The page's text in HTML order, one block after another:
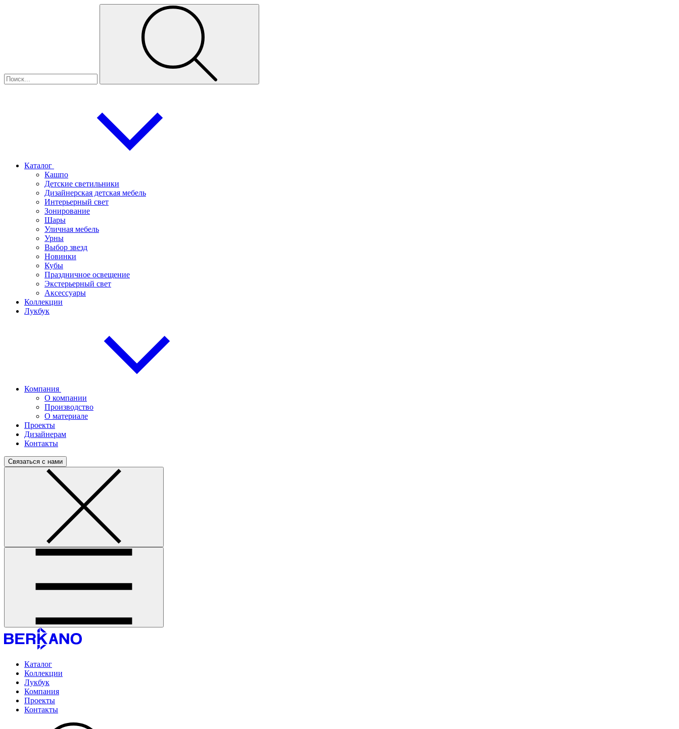
Каталог
Кашпо
Детские светильники
Дизайнерская детская мебель
Интерьерный свет
Зонирование
Шары
Уличная мебель
Урны
Выбор звезд
Новинки
Кубы
Праздничное освещение
Экстерьерный свет
Аксессуары
Коллекции
Лукбук
Компания
О компании
Производство
О материале
Проекты
Дизайнерам
Контакты
Связаться с нами
Каталог
Коллекции
Лукбук
Компания
Проекты
Контакты